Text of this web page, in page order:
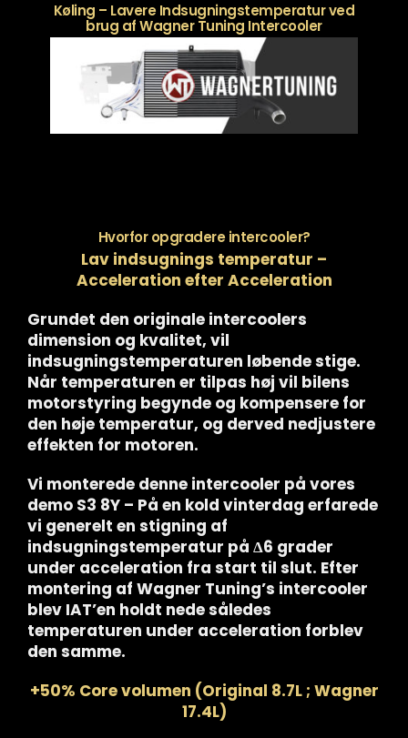
Køling – Lavere Indsugningstemperatur ved
brug af Wagner Tuning Intercooler
Hvorfor opgradere intercooler?
Lav indsugnings temperatur –
Acceleration efter Acceleration
Grundet den originale intercoolers
dimension og kvalitet, vil
indsugningstemperaturen løbende stige.
Når temperaturen er tilpas høj vil bilens
motorstyring begynde og kompensere for
den høje temperatur, og derved nedjustere
effekten for motoren.
Vi monterede denne intercooler på vores
demo S3 8Y – På en kold vinterdag erfarede
vi generelt en stigning af
indsugningstemperatur på Δ6 grader
under acceleration fra start til slut. Efter
montering af Wagner Tuning’s intercooler
blev IAT’en holdt nede således
temperaturen under acceleration forblev
den samme.
+50% Core volumen (Original 8.7L ; Wagner
17.4L)